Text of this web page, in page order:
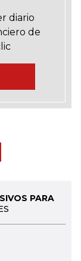
diario
de
PARA